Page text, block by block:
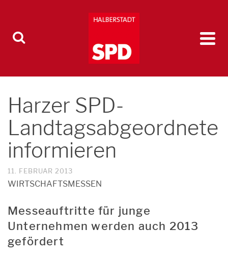
Harzer SPD-
Landtagsabgeordnete
informieren
11. FEBRUAR 2013
WIRTSCHAFTSMESSEN
Messeauftritte für junge
Unternehmen werden auch 2013
gefördert